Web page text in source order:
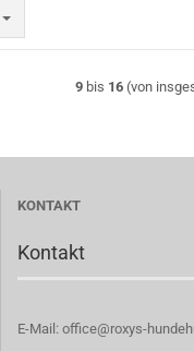
9 bis 16 (von
KONTAKT
Kontakt
E-Mail: office@roxys-